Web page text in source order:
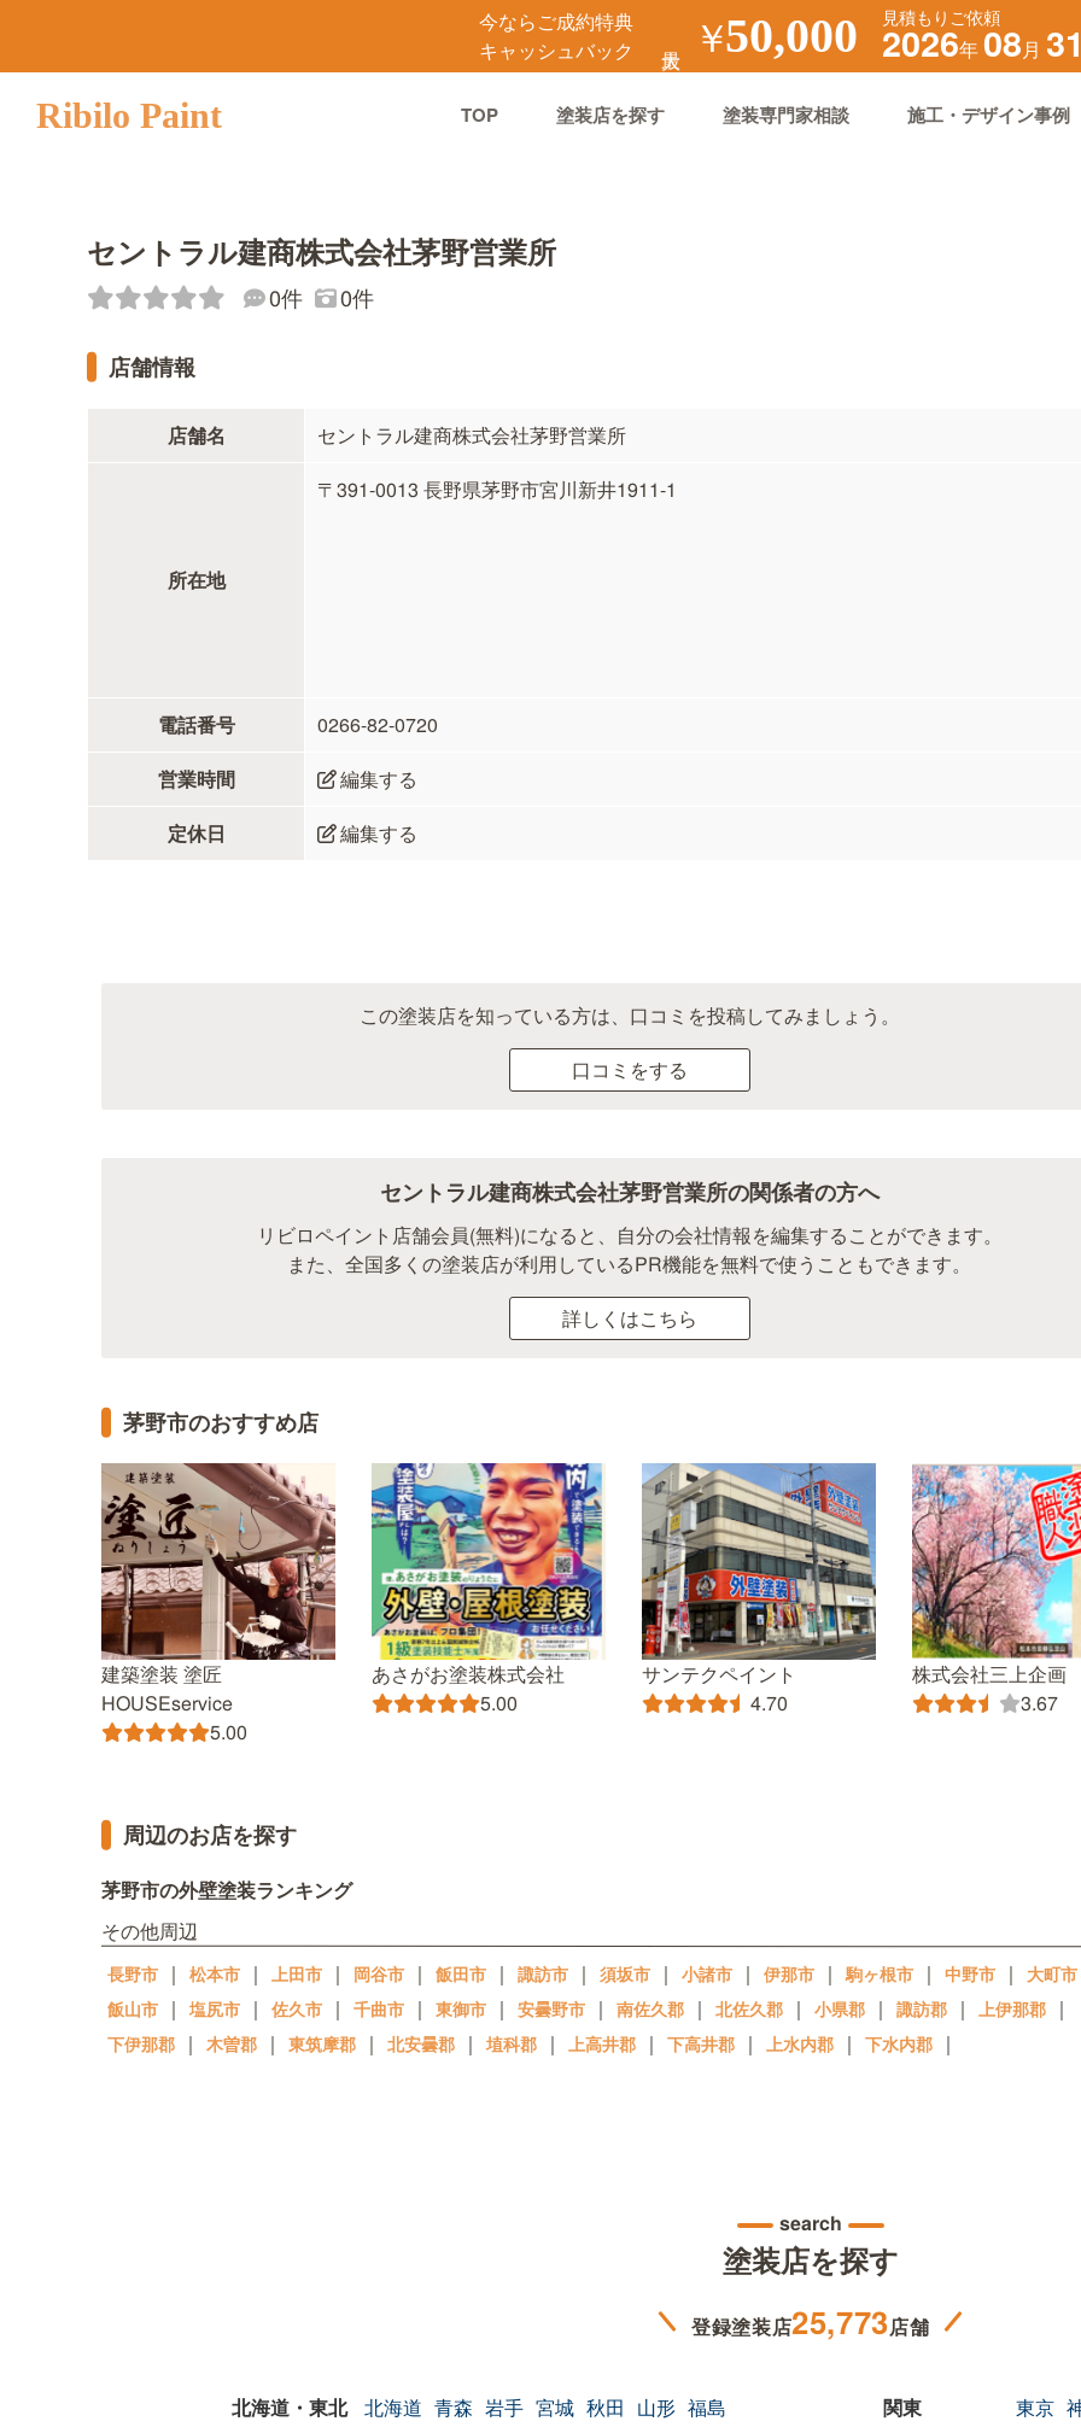
今ならご成約特典
キャッシュバック
￥50,000 見積もりご依頼
2026年08月
Ribilo Paint TOP 塗装店を探す 塗装専門家相談 施工・デザイン事例
セントラル建商株式会社茅野営業所
0件 0件
店舗情報
店舗名 セントラル建商株式会社茅野営業所
所在地
〒391-0013 長野県茅野市宮川新井1911-1
電話番号
0266-82-0720
営業時間
編集する
定休日
編集する
この塗装店を知っている方は、口コミを投稿してみましょう。
口コミをする
セントラル建商株式会社茅野営業所の関係者の方へ
リビロペイント店舗会員(無料)になると、自分の会社情報を編集することができます。
また、全国多くの塗装店が利用しているPR機能を無料で使うこともできます。
詳しくはこちら
茅野市のおすすめ店
建築塗装 塗匠
HOUSEservice
5.00
あさがお塗装株式会社
5.00
サンテクペイント
4.70
株式会社三上企画
3.67
周辺のお店を探す
茅野市の外壁塗装ランキング
その他周辺
長野市 ｜ 松本市 ｜ 上田市 ｜ 岡谷市 ｜ 飯田市 ｜ 諏訪市 ｜ 須坂市 ｜ 小諸市 ｜ 伊那市 ｜ 駒ヶ根市 ｜ 中野市 ｜
大町市
飯山市 ｜ 塩尻市 ｜ 佐久市 ｜ 千曲市 ｜ 東御市 ｜ 安曇野市 ｜ 南佐久郡 ｜ 北佐久郡 ｜ 小県郡 ｜ 諏訪郡 ｜ 上伊那郡 ｜
下伊那郡 ｜ 木曽郡 ｜ 東筑摩郡 ｜ 北安曇郡 ｜ 埴科郡 ｜ 上高井郡 ｜ 下高井郡 ｜ 上水内郡 ｜ 下水内郡 ｜
search
塗装店を探す
登録塗装店25,773店舗
北海道 青森 岩手 宮城 秋田 山形 福島 東京